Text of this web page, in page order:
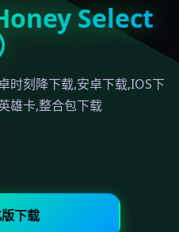
Select
时刻降下载,安卓下载,IOS下
雄卡,整合包下载
下载